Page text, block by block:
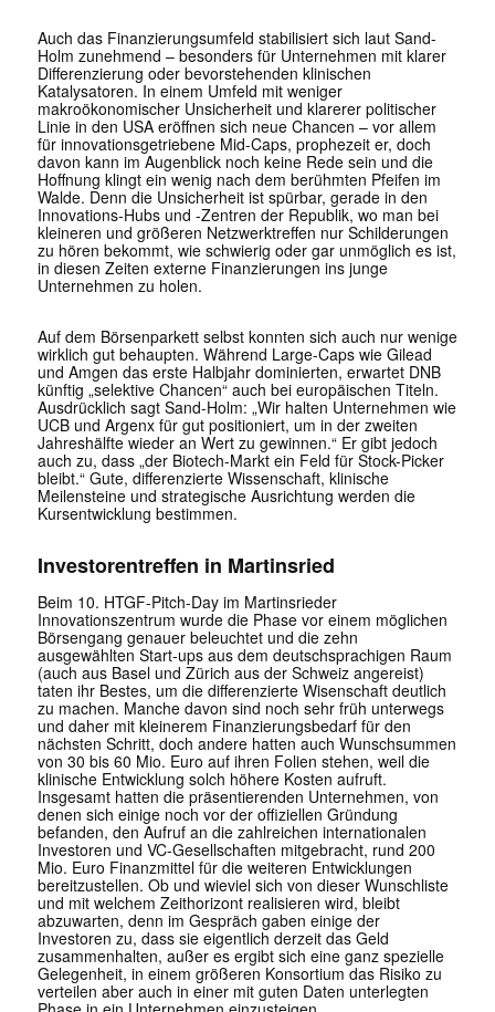
Auch das Finanzierungsumfeld stabilisiert sich laut Sand-
Holm zunehmend – besonders für Unternehmen mit klarer
Differenzierung oder bevorstehenden klinischen
Katalysatoren. In einem Umfeld mit weniger
makroökonomischer Unsicherheit und klarerer politischer
Linie in den USA eröffnen sich neue Chancen – vor allem
für innovationsgetriebene Mid-Caps, prophezeit er, doch
davon kann im Augenblick noch keine Rede sein und die
Hoffnung klingt ein wenig nach dem berühmten Pfeifen im
Walde. Denn die Unsicherheit ist spürbar, gerade in den
Innovations-Hubs und -Zentren der Republik, wo man bei
kleineren und größeren Netzwerktreffen nur Schilderungen
zu hören bekommt, wie schwierig oder gar unmöglich es ist,
in diesen Zeiten externe Finanzierungen ins junge
Unternehmen zu holen.
Auf dem Börsenparkett selbst konnten sich auch nur wenige
wirklich gut behaupten. Während Large-Caps wie Gilead
und Amgen das erste Halbjahr dominierten, erwartet DNB
künftig „selektive Chancen“ auch bei europäischen Titeln.
Ausdrücklich sagt Sand-Holm: „Wir halten Unternehmen wie
UCB und Argenx für gut positioniert, um in der zweiten
Jahreshälfte wieder an Wert zu gewinnen.“ Er gibt jedoch
auch zu, dass „der Biotech-Markt ein Feld für Stock-Picker
bleibt.“ Gute, differenzierte Wissenschaft, klinische
Meilensteine und strategische Ausrichtung werden die
Kursentwicklung bestimmen.
Investorentreffen in Martinsried
Beim 10. HTGF-Pitch-Day im Martinsrieder
Innovationszentrum wurde die Phase vor einem möglichen
Börsengang genauer beleuchtet und die zehn
ausgewählten Start-ups aus dem deutschsprachigen Raum
(auch aus Basel und Zürich aus der Schweiz angereist)
taten ihr Bestes, um die differenzierte Wisenschaft deutlich
zu machen. Manche davon sind noch sehr früh unterwegs
und daher mit kleinerem Finanzierungsbedarf für den
nächsten Schritt, doch andere hatten auch Wunschsummen
von 30 bis 60 Mio. Euro auf ihren Folien stehen, weil die
klinische Entwicklung solch höhere Kosten aufruft.
Insgesamt hatten die präsentierenden Unternehmen, von
denen sich einige noch vor der offiziellen Gründung
befanden, den Aufruf an die zahlreichen internationalen
Investoren und VC-Gesellschaften mitgebracht, rund 200
Mio. Euro Finanzmittel für die weiteren Entwicklungen
bereitzustellen. Ob und wieviel sich von dieser Wunschliste
und mit welchem Zeithorizont realisieren wird, bleibt
abzuwarten, denn im Gespräch gaben einige der
Investoren zu, dass sie eigentlich derzeit das Geld
zusammenhalten, außer es ergibt sich eine ganz spezielle
Gelegenheit, in einem größeren Konsortium das Risiko zu
verteilen aber auch in einer mit guten Daten unterlegten